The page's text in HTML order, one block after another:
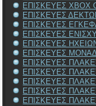
ΕΠΙΣΚΕΥΕΣ XBOX
ΕΠΙΣΚΕΥΕΣ
ΕΠΙΣΚΕΥΕΣ
ΕΠΙΣΚΕΥΕΣ
ΕΠΙΣΚΕΥΕΣ
ΕΠΙΣΚΕΥΕΣ
ΕΠΙΣΚΕΥΕΣ
ΕΠΙΣΚΕΥΕΣ
ΕΠΙΣΚΕΥΕΣ
ΕΠΙΣΚΕΥΕΣ
ΕΠΙΣΚΕΥΕΣ